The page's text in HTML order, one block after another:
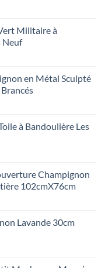
Militaire à
Neuf
en Métal Sculpté
à Bandoulière Les
Champignon
102cmX76cm
Lavande 30cm